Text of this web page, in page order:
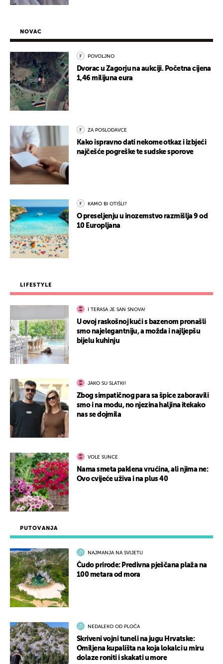
PUTOVANJA
NAJMANJA NA SVIJETU
Čudo prirode: Predivna pješčana plaža na
100 metara od mora
NEDALEKO OD PLOČA
Skriveni vojni tuneli na jugu Hrvatske:
Omiljena kupališta na koja lokalci u miru
dolaze roniti i skakati u more
NOVAC
POVOLJNO
Dvorac u Zagorju na aukciji. Početna cijena
1,46 milijuna eura
ZA POSLODAVCE
Kako ispravno dati nekome otkaz i izbjeći
najčešće pogreške te sudske sporove
KAMO BI OTIŠLI?
O preseljenju u inozemstvo razmišlja 9 od
10 Europljana
LIFESTYLE
I TERASA JE SAN SNOVA!
U ovoj raskošnoj kući s bazenom pronašli
smo najelegantniju, a možda i najljepšu
bijelu kuhinju
JAKO SU SLATKI!
Zbog simpatičnog para sa špice zaboravili
smo i na modu, no njezina haljina itekako
nas se dojmila
VOLE SUNCE
Nama smeta paklena vrućina, ali njima ne:
Ovo cvijeće uživa i na plus 40